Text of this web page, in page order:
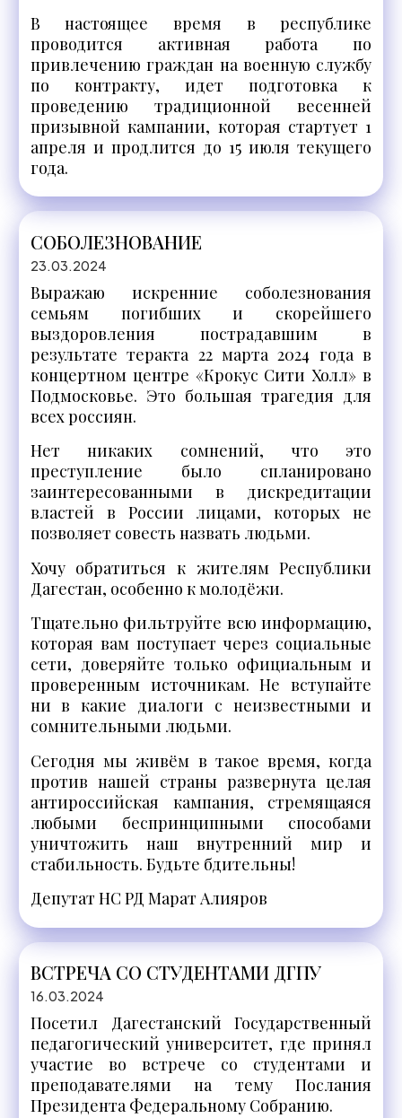
В настоящее время в республике
проводится активная работа по
привлечению граждан на военную службу
по контракту, идет подготовка к
проведению традиционной весенней
призывной кампании, которая стартует 1
апреля и продлится до 15 июля текущего
года.
СОБОЛЕЗНОВАНИЕ
23.03.2024
Выражаю искренние соболезнования
семьям погибших и скорейшего
выздоровления пострадавшим в
результате теракта 22 марта 2024 года в
концертном центре «Крокус Сити Холл» в
Подмосковье. Это большая трагедия для
всех россиян.
Нет никаких сомнений, что это
преступление было спланировано
заинтересованными в дискредитации
властей в России лицами, которых не
позволяет совесть назвать людьми.
Хочу обратиться к жителям Республики
Дагестан, особенно к молодёжи.
Тщательно фильтруйте всю информацию,
которая вам поступает через социальные
сети, доверяйте только официальным и
проверенным источникам. Не вступайте
ни в какие диалоги с неизвестными и
сомнительными людьми.
Сегодня мы живём в такое время, когда
против нашей страны развернута целая
антироссийская кампания, стремящаяся
любыми беспринципными способами
уничтожить наш внутренний мир и
стабильность. Будьте бдительны!
Депутат НС РД Марат Алияров
ВСТРЕЧА СО СТУДЕНТАМИ ДГПУ
16.03.2024
Посетил Дагестанский Государственный
педагогический университет, где принял
участие во встрече со студентами и
преподавателями на тему Послания
Президента Федеральному Собранию.